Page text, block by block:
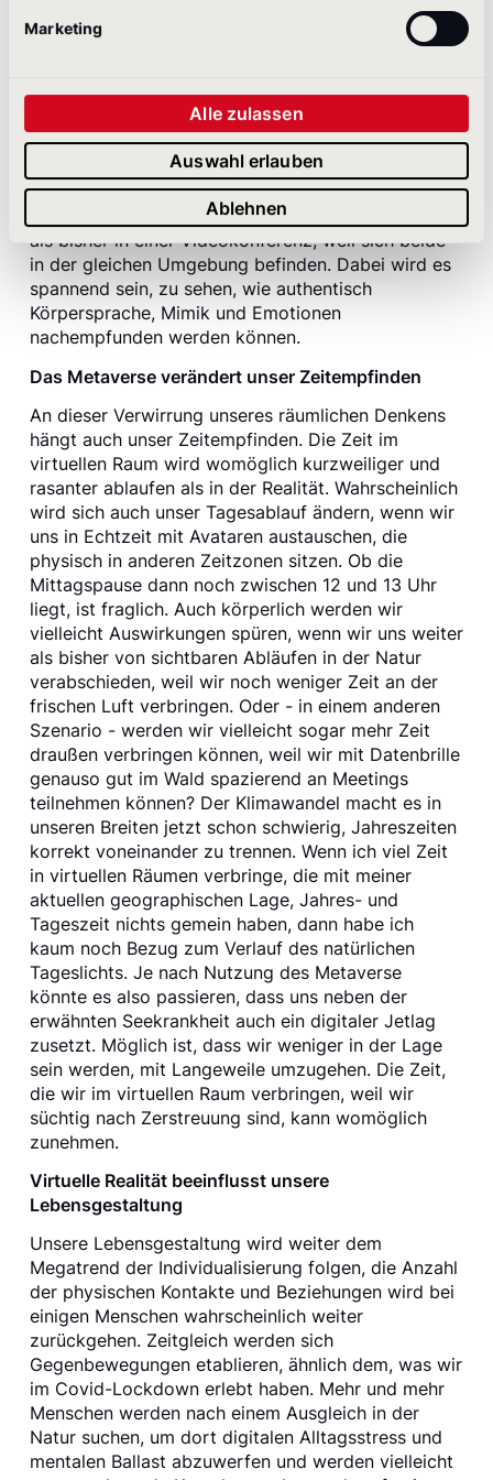
Marketing
Alle zulassen
Auswahl erlauben
Ablehnen
Dreidimensionalität der virtuellen Räume spielt
dabei eine zentrale Rolle und wird vermutlich ganze
den Kopf stellen. Nicht auszuschließen, dass man
im Metaverse zu Beginn seekrank wird, denn die
Augen simulieren physische Bewegung, aber unser
Gleichgewichtssinn im Innenohr ruht zeitgleich im
Sessel. Vielleicht wird die Kommunikation zwischen
zwei Personen im Metaverse besser funktionieren
als bisher in einer Videokonferenz, weil sich beide
in der gleichen Umgebung befinden. Dabei wird es
spannend sein, zu sehen, wie authentisch
Körpersprache, Mimik und Emotionen
nachempfunden werden können.
Das Metaverse verändert unser Zeitempfinden
An dieser Verwirrung unseres räumlichen Denkens
hängt auch unser Zeitempfinden. Die Zeit im
virtuellen Raum wird womöglich kurzweiliger und
rasanter ablaufen als in der Realität. Wahrscheinlich
wird sich auch unser Tagesablauf ändern, wenn wir
uns in Echtzeit mit Avataren austauschen, die
physisch in anderen Zeitzonen sitzen. Ob die
Mittagspause dann noch zwischen 12 und 13 Uhr
liegt, ist fraglich. Auch körperlich werden wir
vielleicht Auswirkungen spüren, wenn wir uns weiter
als bisher von sichtbaren Abläufen in der Natur
verabschieden, weil wir noch weniger Zeit an der
frischen Luft verbringen. Oder - in einem anderen
Szenario - werden wir vielleicht sogar mehr Zeit
draußen verbringen können, weil wir mit Datenbrille
genauso gut im Wald spazierend an Meetings
teilnehmen können? Der Klimawandel macht es in
unseren Breiten jetzt schon schwierig, Jahreszeiten
korrekt voneinander zu trennen. Wenn ich viel Zeit
in virtuellen Räumen verbringe, die mit meiner
aktuellen geographischen Lage, Jahres- und
Tageszeit nichts gemein haben, dann habe ich
kaum noch Bezug zum Verlauf des natürlichen
Tageslichts. Je nach Nutzung des Metaverse
könnte es also passieren, dass uns neben der
erwähnten Seekrankheit auch ein digitaler Jetlag
zusetzt. Möglich ist, dass wir weniger in der Lage
sein werden, mit Langeweile umzugehen. Die Zeit,
die wir im virtuellen Raum verbringen, weil wir
süchtig nach Zerstreuung sind, kann womöglich
zunehmen.
Virtuelle Realität beeinflusst unsere
Lebensgestaltung
Unsere Lebensgestaltung wird weiter dem
Megatrend der Individualisierung folgen, die Anzahl
der physischen Kontakte und Beziehungen wird bei
einigen Menschen wahrscheinlich weiter
zurückgehen. Zeitgleich werden sich
Gegenbewegungen etablieren, ähnlich dem, was wir
im Covid-Lockdown erlebt haben. Mehr und mehr
Menschen werden nach einem Ausgleich in der
Natur suchen, um dort digitalen Alltagsstress und
mentalen Ballast abzuwerfen und werden vielleicht